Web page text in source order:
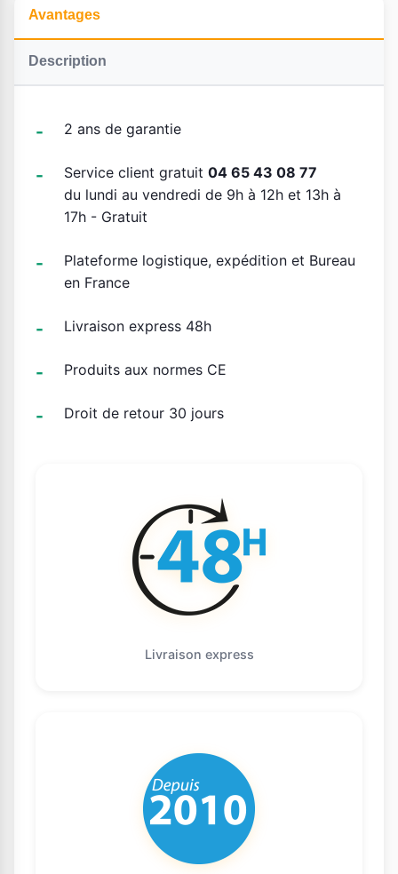
Avantages
Description
2 ans de garantie
Service client gratuit 04 65 43 08 77
du lundi au vendredi de 9h à 12h et 13h à
17h - Gratuit
Plateforme logistique, expédition et Bureau
en France
Livraison express 48h
Produits aux normes CE
Droit de retour 30 jours
Livraison express